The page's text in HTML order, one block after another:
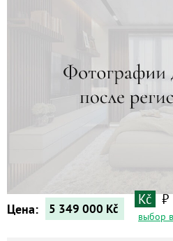
Цена: 5 349 000 Kč
Kč ₽
выбор